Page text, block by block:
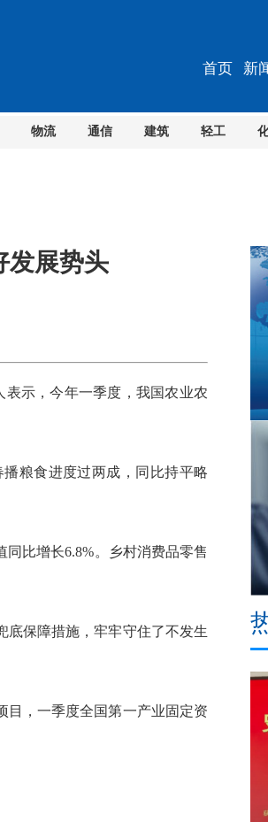
首页 新
物流 通信 建筑 轻工
发展势头
示，今年一季度，我国农业农
粮食进度过两成，同比持平略
比增长6.8%。乡村消费品零售
保障措施，牢牢守住了不发生
，一季度全国第一产业固定资